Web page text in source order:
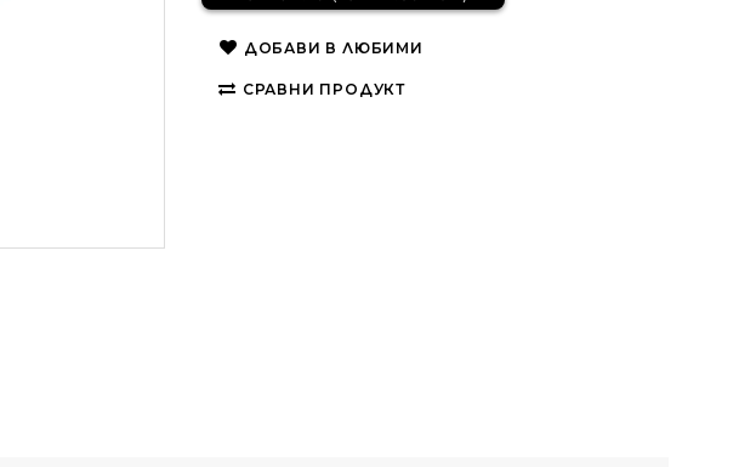
ДОБАВИ В ЛЮБИМИ
СРАВНИ ПРОДУКТ